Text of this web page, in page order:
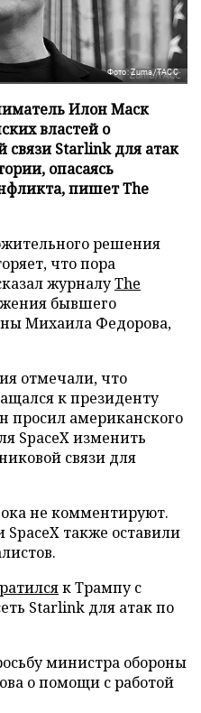
Фото: Zuma/ТАСС
Илон Маск
властей о
Starlink для атак
опасаясь
пишет The
решения
что пора
журналуThe
бывшего
Михаила Федорова,
отмечали, что
к президенту
американского
SpaceX изменить
связи для
не комментируют.
также оставили
к Трампу с
Starlink для атак по
министра обороны
о помощи с работой